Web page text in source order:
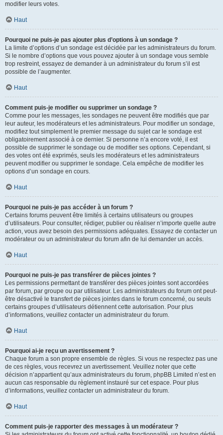
modifier leurs votes.
Haut
Pourquoi ne puis-je pas ajouter plus d’options à un sondage ?
La limite d’options d’un sondage est décidée par les administrateurs du forum.
Si le nombre d’options que vous pouvez ajouter à un sondage vous semble
trop restreint, essayez de demander à un administrateur du forum s’il est
possible de l’augmenter.
Haut
Comment puis-je modifier ou supprimer un sondage ?
Comme pour les messages, les sondages ne peuvent être modifiés que par
leur auteur, les modérateurs et les administrateurs. Pour modifier un sondage,
modifiez tout simplement le premier message du sujet car le sondage est
obligatoirement associé à ce dernier. Si personne n’a encore voté, il est
possible de supprimer le sondage ou de modifier ses options. Cependant, si
des votes ont été exprimés, seuls les modérateurs et les administrateurs
peuvent modifier ou supprimer le sondage. Cela empêche de modifier les
options d’un sondage en cours.
Haut
Pourquoi ne puis-je pas accéder à un forum ?
Certains forums peuvent être limités à certains utilisateurs ou groupes
d’utilisateurs. Pour consulter, rédiger, publier ou réaliser n’importe quelle autre
action, vous avez besoin des permissions adéquates. Essayez de contacter un
modérateur ou un administrateur du forum afin de lui demander un accès.
Haut
Pourquoi ne puis-je pas transférer de pièces jointes ?
Les permissions permettant de transférer des pièces jointes sont accordées
par forum, par groupe ou par utilisateur. Les administrateurs du forum ont peut-
être désactivé le transfert de pièces jointes dans le forum concerné, ou seuls
certains groupes d’utilisateurs détiennent cette autorisation. Pour plus
d’informations, veuillez contacter un administrateur du forum.
Haut
Pourquoi ai-je reçu un avertissement ?
Chaque forum a son propre ensemble de règles. Si vous ne respectez pas une
de ces règles, vous recevrez un avertissement. Veuillez noter que cette
décision n’appartient qu’aux administrateurs du forum, phpBB Limited n’est en
aucun cas responsable du règlement instauré sur cet espace. Pour plus
d’informations, veuillez contacter un administrateur du forum.
Haut
Comment puis-je rapporter des messages à un modérateur ?